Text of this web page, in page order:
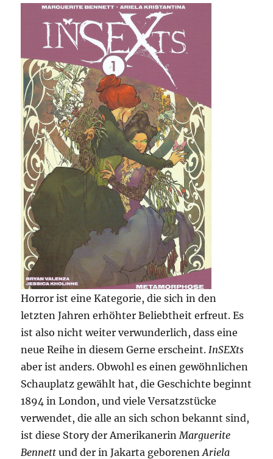
Horror ist eine Kategorie, die sich in den
letzten Jahren erhöhter Beliebtheit erfreut. Es
ist also nicht weiter verwunderlich, dass eine
neue Reihe in diesem Gerne erscheint.InSEXts
aber ist anders. Obwohl es einen gewöhnlichen
Schauplatz gewählt hat, die Geschichte beginnt
1894 in London, und viele Versatzstücke
verwendet, die alle an sich schon bekannt sind,
ist diese Story der AmerikanerinMarguerite
Bennett und der in Jakarta geborenenAriela